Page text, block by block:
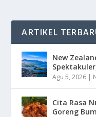
ARTIKEL
New
Agu 5, 2026 |
Cita Rasa
Goreng